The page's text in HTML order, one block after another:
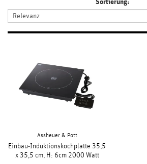
Sortierung:
Assheuer & Pott
Einbau-Induktionskochplatte 35,5
x 35,5 cm, H: 6cm 2000 Watt